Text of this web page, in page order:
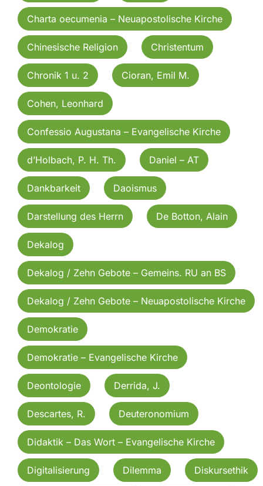
Charta oecumenia – Neuapostolische Kirche
Chinesische Religion Christentum
Chronik 1 u. 2 Cioran, Emil M.
Cohen, Leonhard
Confessio Augustana – Evangelische Kirche
d’Holbach, P. H. Th. Daniel – AT
Dankbarkeit Daoismus
Darstellung des Herrn De Botton, Alain
Dekalog
Dekalog / Zehn Gebote – Gemeins. RU an BS
Dekalog / Zehn Gebote – Neuapostolische Kirche
Demokratie
Demokratie – Evangelische Kirche
Deontologie Derrida, J.
Descartes, R. Deuteronomium
Didaktik – Das Wort – Evangelische Kirche
Digitalisierung Dilemma Diskursethik